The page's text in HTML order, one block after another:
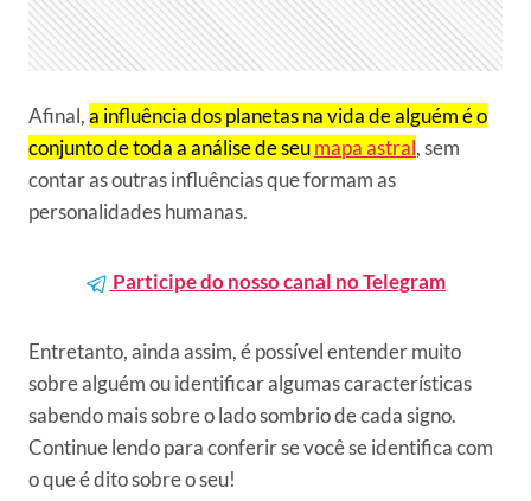
Afinal,a influência dos planetas na vida de alguém é o
conjunto de toda a análise de seumapa astral, sem
contar as outras influências que formam as
personalidades humanas.
Participe do nosso canal no Telegram
Entretanto, ainda assim, é possível entender muito
sobre alguém ou identificar algumas características
sabendo mais sobre o lado sombrio de cada signo.
Continue lendo para conferir se você se identifica com
o que é dito sobre o seu!